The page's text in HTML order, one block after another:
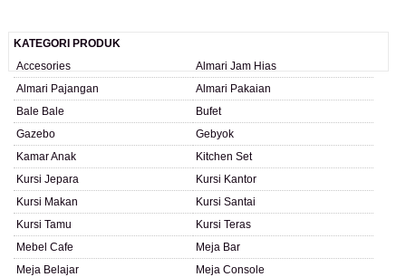
KATEGORI PRODUK
Accesories
Almari Jam Hias
Almari Pajangan
Almari Pakaian
Bale Bale
Bufet
Gazebo
Gebyok
Kamar Anak
Kitchen Set
Kursi Jepara
Kursi Kantor
Kursi Makan
Kursi Santai
Kursi Tamu
Kursi Teras
Mebel Cafe
Meja Bar
Meja Belajar
Meja Console